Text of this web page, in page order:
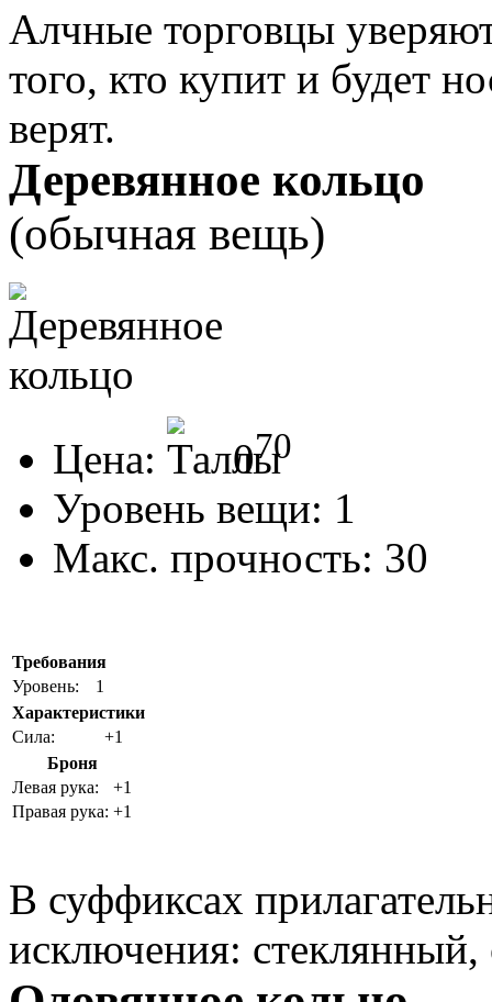
Алчные торговцы
того, кто купит и будет
верят.
Деревянное кольцо
(обычная вещь)
Цена: 070
Уровень вещи: 1
Макс. прочность: 30
Требования
Уровень:
1
Характеристики
Cила:
+1
Броня
Левая рука:
+1
Правая рука: +1
В суффиксах
исключения: